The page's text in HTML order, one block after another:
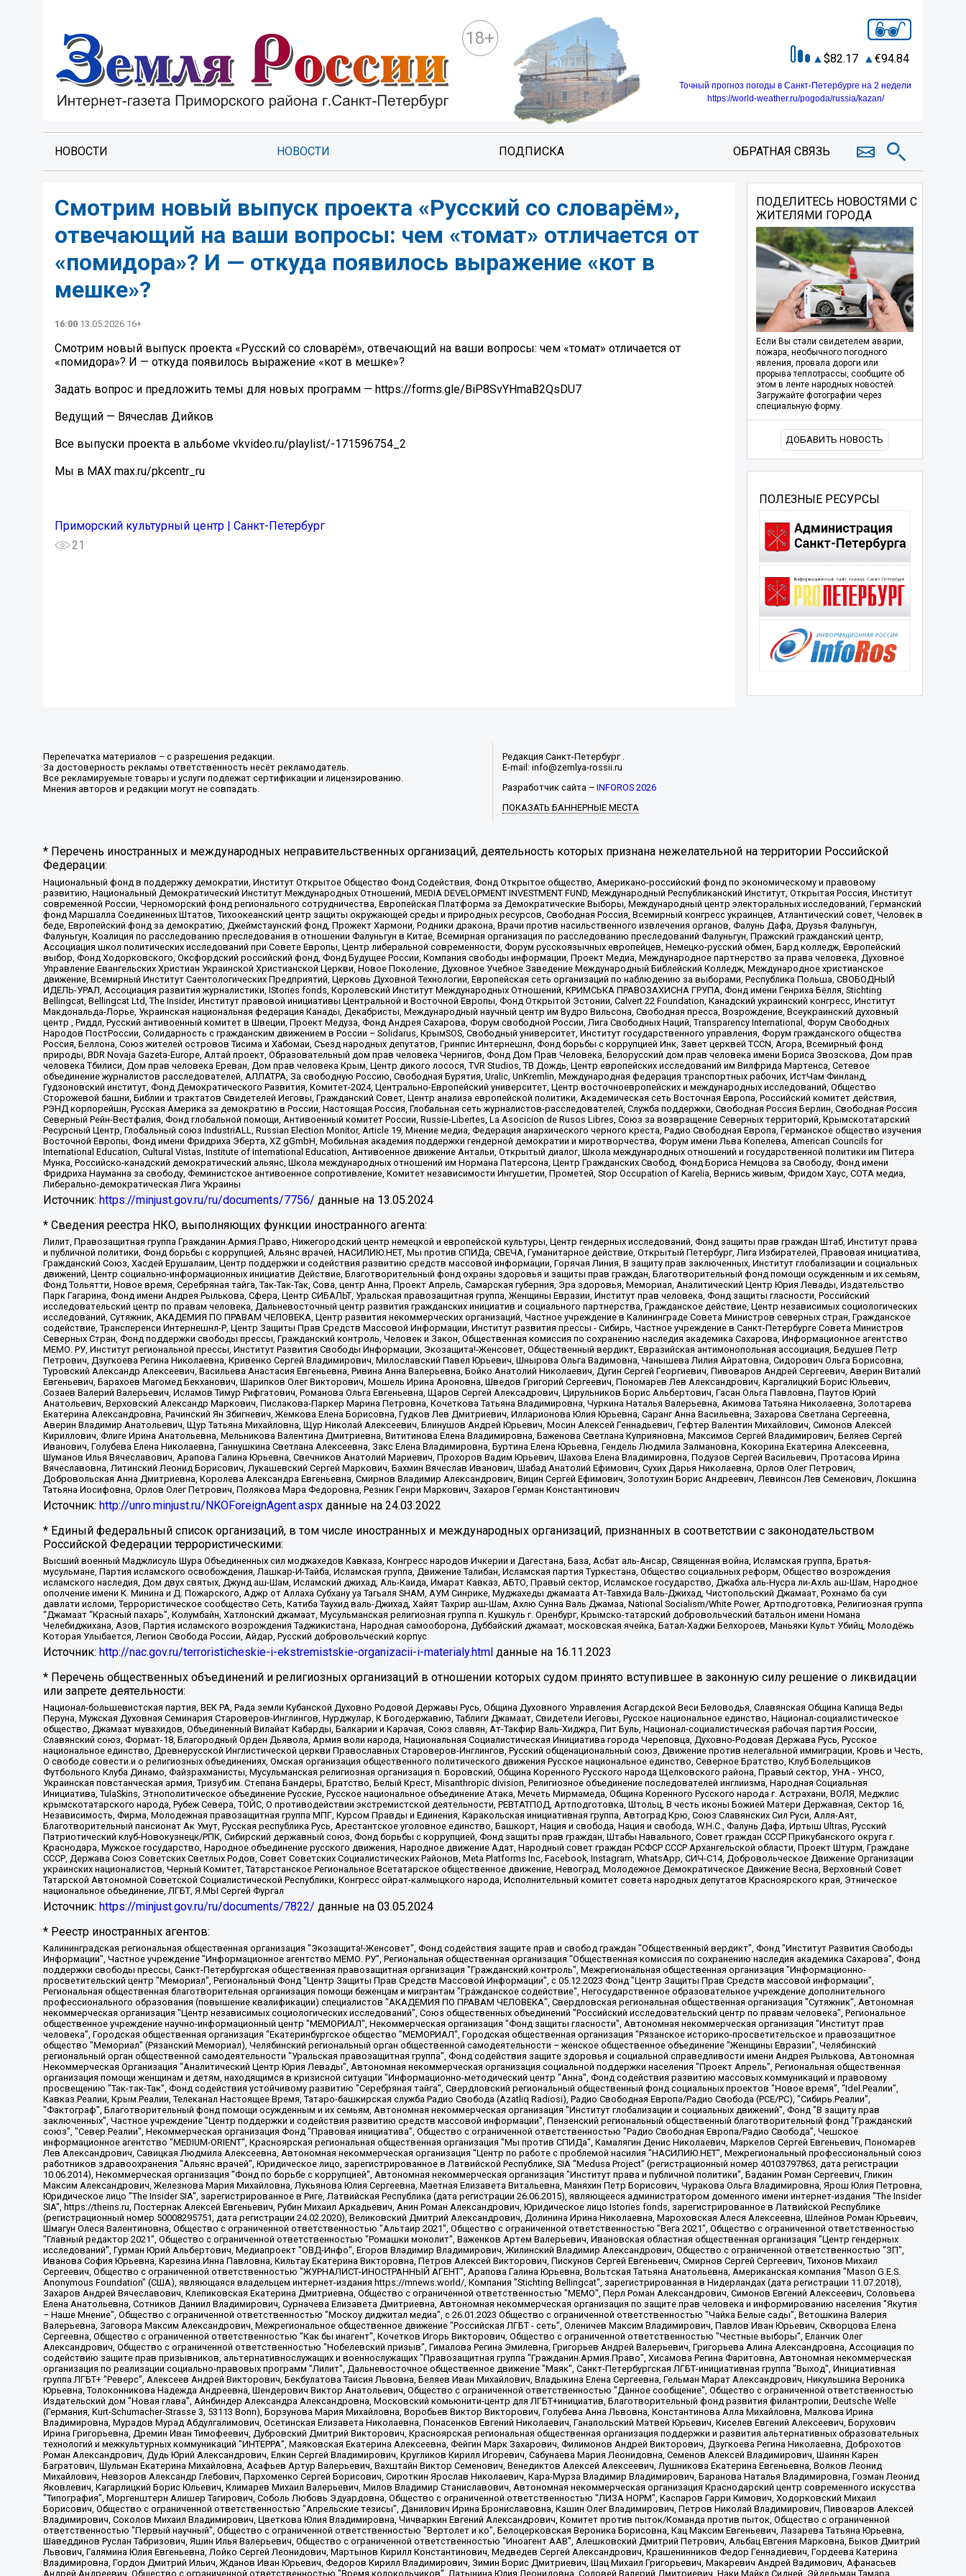
18+
82.17 94.84
Точный прогноз погоды в Санкт-Петербурге на 2 недели
https://world-weather.ru/pogoda/russia/kazan/
НОВОСТИ НОВОСТИ ПОДПИСКА ОБРАТНАЯ СВЯЗЬ
Смотрим новый выпуск проекта «Русский со словарём»,
отвечающий на ваши вопросы: чем «томат» отличается от
«помидора»? И — откуда появилось выражение «кот в
мешке»?
16:00 13.05.2026 16+
Смотрим новый выпуск проекта «Русский со словарём», отвечающий на ваши вопросы: чем «томат» отличается от
«помидора»? И — откуда появилось выражение «кот в мешке»?
Задать вопрос и предложить темы для новых программ — https://forms.gle/BiP8SvYHmaB2QsDU7
Ведущий — Вячеслав Дийков
Все выпуски проекта в альбоме vkvideo.ru/playlist/-171596754_2
Мы в МАХ max.ru/pkcentr_ru
Приморский культурный центр | Санкт-Петербург
21
ПОДЕЛИТЕСЬ НОВОСТЯМИ С
ЖИТЕЛЯМИ ГОРОДА
Если Вы стали свидетелем аварии,
пожара, необычного погодного
явления, провала дороги или
прорыва теплотрассы, сообщите об
этом в ленте народных новостей.
Загружайте фотографии через
специальную форму.
ДОБАВИТЬ НОВОСТЬ
ПОЛЕЗНЫЕ РЕСУРСЫ
Перепечатка материалов – с разрешения редакции.
За достоверность рекламы ответственность несёт рекламодатель.
Все рекламируемые товары и услуги подлежат сертификации и лицензированию.
Мнения авторов и редакции могут не совпадать.
Редакция Санкт-Петербург .
E-mail: info@zemlya-rossii.ru
Разработчик сайта – INFOROS 2026
ПОКАЗАТЬ БАННЕРНЫЕ МЕСТА
* Перечень иностранных и международных неправительственных организаций, деятельность которых признана нежелательной на территории Российской
Федерации:
Национальный фонд в поддержку демократии, Институт Открытое Общество Фонд Содействия, Фонд Открытое общество, Американо-российский фонд по экономическому и правовому
развитию, Национальный Демократический Институт Международных Отношений, MEDIA DEVELOPMENT INVESTMENT FUND, Международный Республиканский Институт, Открытая Россия, Институт
современной России, Черноморский фонд регионального сотрудничества, Европейская Платформа за Демократические Выборы, Международный центр электоральных исследований, Германский
фонд Маршалла Соединенных Штатов, Тихоокеанский центр защиты окружающей среды и природных ресурсов, Свободная Россия, Всемирный конгресс украинцев, Атлантический совет, Человек в
беде, Европейский фонд за демократию, Джеймстаунский фонд, Прожект Хармони, Родники дракона, Врачи против насильственного извлечения органов, Фалунь Дафа, Друзья Фалуньгун,
Фалуньгун, Коалиция по расследованию преследования в отношении Фалуньгун в Китае, Всемирная организация по расследованию преследований Фалуньгун, Пражский гражданский центр,
Ассоциация школ политических исследований при Совете Европы, Центр либеральной современности, Форум русскоязычных европейцев, Немецко-русский обмен, Бард колледж, Европейский
выбор, Фонд Ходорковского, Оксфордский российский фонд, Фонд Будущее России, Компания свободы информации, Проект Медиа, Международное партнерство за права человека, Духовное
Управление Евангельских Христиан Украинской Христианской Церкви, Новое Поколение, Духовное Учебное Заведение Международный Библейский Колледж, Международное христианское
движение, Всемирный Институт Саентологических Предприятий, Церковь Духовной Технологии, Европейская сеть организаций по наблюдению за выборами, Республика Польша, СВОБОДНЫЙ
ИДЕЛЬ-УРАЛ, Ассоциация развития журналистики, IStories fonds, Королевский Институт Международных Отношений, КРИМСЬКА ПРАВОЗАХИСНА ГРУПА, Фонд имени Генриха Бёлля, Stichting
Bellingcat, Bellingcat Ltd, The Insider, Институт правовой инициативы Центральной и Восточной Европы, Фонд Открытой Эстонии, Calvert 22 Foundation, Канадский украинский конгресс, Институт
Макдональда-Лорье, Украинская национальная федерация Канады, Декабристы, Международный научный центр им Вудро Вильсона, Свободная пресса, Возрождение, Всеукраинский духовный
центр , Риддл, Русский антивоенный комитет в Швеции, Проект Медуза, Фонд Андрея Сахарова, Форум свободной России, Лига Свободных Наций, Transparеncy International, Форум Свободных
Народов ПостРоссии, Солидарность с гражданским движением в России – Solidarus, КрымSOS, Свободный университет, Институт государственного управления, Форум гражданского общества
Россия, Беллона, Союз жителей островов Тисима и Хабомаи, Съезд народных депутатов, Гринпис Интернешнл, Фонд борьбы с коррупцией Инк, Завет церквей TCCN, Агора, Всемирный фонд
природы, BDR Novaja Gazeta-Europe, Алтай проект, Образовательный дом прав человека Чернигов, Фонд Дом Прав Человека, Белорусский дом прав человека имени Бориса Звозскова, Дом прав
человека Тбилиси, Дом прав человека Ереван, Дом прав человека Крым, Центр дикого лосося, TVR Studios, ТВ Дождь, Центр европейских исследований им Вилфрида Мартенса, Сетевое
объединение журналистов расследователей, АЛЛАТРА, За свободную Россию, Свободная Бурятия, Uralic, UnKremlin, Международная федерация транспортных рабочих, ИстЧам Финланд,
Гудзоновский институт, Фонд Демократического Развития, Комитет-2024, Центрально-Европейский университет, Центр восточноевропейских и международных исследований, Общество
Сторожевой башни, Библии и трактатов Свидетелей Иеговы, Гражданский Совет, Центр анализа европейской политики, Академическая сеть Восточная Европа, Российский комитет действия,
РЭНД корпорейшн, Русская Америка за демократию в России, Настоящая Россия, Глобальная сеть журналистов-расследователей, Служба поддержки, Свободная Россия Берлин, Свободная Россия
Северный Рейн-Вестфалия, Фонд глобальной помощи, Антивоенный комитет России, Russie-Libertes, La Asocicion de Rusos Libres, Союз за возвращение Северных территорий, Крымскотатарский
Ресурсный Центр, Глобальный союз IndustriALL, Russian Election Monitor, Article 19, Мнение медиа, Федерация анархического черного креста, Радио Свободная Европа, Германское общество изучения
Восточной Европы, Фонд имени Фридриха Эберта, XZ gGmbH, Мобильная академия поддержки гендерной демократии и миротворчества, Форум имени Льва Копелева, American Councils for
International Education, Cultural Vistas, Institute of International Education, Антивоенное движение Антальи, Открытый диалог, Школа международных отношений и государственной политики им Питера
Мунка, Российско-канадский демократический альянс, Школа международных отношений им Нормана Патерсона, Центр Гражданских Свобод, Фонд Бориса Немцова за Свободу, Фонд имени
Фридриха Науманна за свободу, Феминистское антивоенное сопротивление, Комитет независимости Ингушетии, Прометей, Stop Occupation of Karelia, Вернись живым, Фридом Хаус, СОТА медиа,
Либерально-демократическая Лига Украины
Источник: https://minjust.gov.ru/ru/documents/7756/ данные на 13.05.2024
* Сведения реестра НКО, выполняющих функции иностранного агента:
Лилит, Правозащитная группа Гражданин.Армия.Право, Нижегородский центр немецкой и европейской культуры, Центр гендерных исследований, Фонд защиты прав граждан Штаб, Институт права
и публичной политики, Фонд борьбы с коррупцией, Альянс врачей, НАСИЛИЮ.НЕТ, Мы против СПИДа, СВЕЧА, Гуманитарное действие, Открытый Петербург, Лига Избирателей, Правовая инициатива,
Гражданский Союз, Хасдей Ерушалаим, Центр поддержки и содействия развитию средств массовой информации, Горячая Линия, В защиту прав заключенных, Институт глобализации и социальных
движений, Центр социально-информационных инициатив Действие, Благотворительный фонд охраны здоровья и защиты прав граждан, Благотворительный фонд помощи осужденным и их семьям,
Фонд Тольятти, Новое время, Серебряная тайга, Так-Так-Так, Сова, центр Анна, Проект Апрель, Самарская губерния, Эра здоровья, Мемориал, Аналитический Центр Юрия Левады, Издательство
Парк Гагарина, Фонд имени Андрея Рылькова, Сфера, Центр СИБАЛЬТ, Уральская правозащитная группа, Женщины Евразии, Институт прав человека, Фонд защиты гласности, Российский
исследовательский центр по правам человека, Дальневосточный центр развития гражданских инициатив и социального партнерства, Гражданское действие, Центр независимых социологических
исследований, Сутяжник, АКАДЕМИЯ ПО ПРАВАМ ЧЕЛОВЕКА, Центр развития некоммерческих организаций, Частное учреждение в Калининграде Совета Министров северных стран, Гражданское
содействие, Трансперенси Интернешнл-Р, Центр Защиты Прав Средств Массовой Информации, Институт развития прессы - Сибирь, Частное учреждение в Санкт-Петербурге Совета Министров
Северных Стран, Фонд поддержки свободы прессы, Гражданский контроль, Человек и Закон, Общественная комиссия по сохранению наследия академика Сахарова, Информационное агентство
МЕМО. РУ, Институт региональной прессы, Институт Развития Свободы Информации, Экозащита!-Женсовет, Общественный вердикт, Евразийская антимонопольная ассоциация, Бедушев Петр
Петрович, Дзугкоева Регина Николаевна, Кривенко Сергей Владимирович, Милославский Павел Юрьевич, Шнырова Ольга Вадимовна, Чанышева Лилия Айратовна, Сидорович Ольга Борисовна,
Туровский Александр Алексеевич, Васильева Анастасия Евгеньевна, Ривина Анна Валерьевна, Бойко Анатолий Николаевич, Дугин Сергей Георгиевич, Пивоваров Андрей Сергеевич, Аверин Виталий
Евгеньевич, Барахоев Магомед Бекханович, Шарипков Олег Викторович, Мошель Ирина Ароновна, Шведов Григорий Сергеевич, Пономарев Лев Александрович, Каргалицкий Борис Юльевич,
Созаев Валерий Валерьевич, Исламов Тимур Рифгатович, Романова Ольга Евгеньевна, Щаров Сергей Алексадрович, Цирульников Борис Альбертович, Гасан Ольга Павловна, Паутов Юрий
Анатольевич, Верховский Александр Маркович, Пислакова-Паркер Марина Петровна, Кочеткова Татьяна Владимировна, Чуркина Наталья Валерьевна, Акимова Татьяна Николаевна, Золотарева
Екатерина Александровна, Рачинский Ян Збигневич, Жемкова Елена Борисовна, Гудков Лев Дмитриевич, Илларионова Юлия Юрьевна, Саранг Анна Васильевна, Захарова Светлана Сергеевна,
Аверин Владимир Анатольевич, Щур Татьяна Михайловна, Щур Николай Алексеевич, Блинушов Андрей Юрьевич, Мосин Алексей Геннадьевич, Гефтер Валентин Михайлович, Симонов Алексей
Кириллович, Флиге Ирина Анатольевна, Мельникова Валентина Дмитриевна, Вититинова Елена Владимировна, Баженова Светлана Куприяновна, Максимов Сергей Владимирович, Беляев Сергей
Иванович, Голубева Елена Николаевна, Ганнушкина Светлана Алексеевна, Закс Елена Владимировна, Буртина Елена Юрьевна, Гендель Людмила Залмановна, Кокорина Екатерина Алексеевна,
Шуманов Илья Вячеславович, Арапова Галина Юрьевна, Свечников Анатолий Мариевич, Прохоров Вадим Юрьевич, Шахова Елена Владимировна, Подузов Сергей Васильевич, Протасова Ирина
Вячеславовна, Литинский Леонид Борисович, Лукашевский Сергей Маркович, Бахмин Вячеслав Иванович, Шабад Анатолий Ефимович, Сухих Дарья Николаевна, Орлов Олег Петрович,
Добровольская Анна Дмитриевна, Королева Александра Евгеньевна, Смирнов Владимир Александрович, Вицин Сергей Ефимович, Золотухин Борис Андреевич, Левинсон Лев Семенович, Локшина
Татьяна Иосифовна, Орлов Олег Петрович, Полякова Мара Федоровна, Резник Генри Маркович, Захаров Герман Константинович
Источник: http://unro.minjust.ru/NKOForeignAgent.aspx данные на 24.03.2022
* Единый федеральный список организаций, в том числе иностранных и международных организаций, признанных в соответствии с законодательством
Российской Федерации террористическими:
Высший военный Маджлисуль Шура Объединенных сил моджахедов Кавказа, Конгресс народов Ичкерии и Дагестана, База, Асбат аль-Ансар, Священная война, Исламская группа, Братья-
мусульмане, Партия исламского освобождения, Лашкар-И-Тайба, Исламская группа, Движение Талибан, Исламская партия Туркестана, Общество социальных реформ, Общество возрождения
исламского наследия, Дом двух святых, Джунд аш-Шам, Исламский джихад, Аль-Каида, Имарат Кавказ, АБТО, Правый сектор, Исламское государство, Джабха аль-Нусра ли-Ахль аш-Шам, Народное
ополчение имени К. Минина и Д. Пожарского, Аджр от Аллаха Субхану уа Тагьаля SHAM, АУМ Синрике, Муджахеды джамаата Ат-Тавхида Валь-Джихад, Чистопольский Джамаат, Рохнамо ба суи
давлати исломи, Террористическое сообщество Сеть, Катиба Таухид валь-Джихад, Хайят Тахрир аш-Шам, Ахлю Сунна Валь Джамаа, National Socialism/White Power, Артподготовка, Религиозная группа
“Джамаат “Красный пахарь”, Колумбайн, Хатлонский джамаат, Мусульманская религиозная группа п. Кушкуль г. Оренбург, Крымско-татарский добровольческий батальон имени Номана
Челебиджихана, Азов, Партия исламского возрождения Таджикистана, Народная самооборона, Дуббайский джамаат, московская ячейка, Батал-Хаджи Белхороев, Маньяки Культ Убийц, Молодёжь
Которая Улыбается, Легион Свобода России, Айдар, Русский добровольческий корпус
Источник: http://nac.gov.ru/terroristicheskie-i-ekstremistskie-organizacii-i-materialy.html данные на 16.11.2023
* Перечень общественных объединений и религиозных организаций в отношении которых судом принято вступившее в законную силу решение о ликвидации
или запрете деятельности:
Национал-большевистская партия, ВЕК РА, Рада земли Кубанской Духовно Родовой Державы Русь, Община Духовного Управления Асгардской Веси Беловодья, Славянская Община Капища Веды
Перуна, Мужская Духовная Семинария Староверов-Инглингов, Нурджулар, К Богодержавию, Таблиги Джамаат, Свидетели Иеговы, Русское национальное единство, Национал-социалистическое
общество, Джамаат мувахидов, Объединенный Вилайат Кабарды, Балкарии и Карачая, Союз славян, Ат-Такфир Валь-Хиджра, Пит Буль, Национал-социалистическая рабочая партия России,
Славянский союз, Формат-18, Благородный Орден Дьявола, Армия воли народа, Национальная Социалистическая Инициатива города Череповца, Духовно-Родовая Держава Русь, Русское
национальное единство, Древнерусской Инглистической церкви Православных Староверов-Инглингов, Русский общенациональный союз, Движение против нелегальной иммиграции, Кровь и Честь,
О свободе совести и о религиозных объединениях, Омская организация общественного политического движения Русское национальное единство, Северное Братство, Клуб Болельщиков
Футбольного Клуба Динамо, Файзрахманисты, Мусульманская религиозная организация п. Боровский, Община Коренного Русского народа Щелковского района, Правый сектор, УНА - УНСО,
Украинская повстанческая армия, Тризуб им. Степана Бандеры, Братство, Белый Крест, Misanthropic division, Религиозное объединение последователей инглиизма, Народная Социальная
Инициатива, TulaSkins, Этнополитическое объединение Русские, Русское национальное объединение Атака, Мечеть Мирмамеда, Община Коренного Русского народа г. Астрахани, ВОЛЯ, Меджлис
крымскотатарского народа, Рубеж Севера, ТОЙС, О противодействии экстремистской деятельности, РЕВТАТПОД, Артподготовка, Штольц, В честь иконы Божией Матери Державная, Сектор 16,
Независимость, Фирма, Молодежная правозащитная группа МПГ, Курсом Правды и Единения, Каракольская инициативная группа, Автоград Крю, Союз Славянских Сил Руси, Алля-Аят,
Благотворительный пансионат Ак Умут, Русская республика Русь, Арестантское уголовное единство, Башкорт, Нация и свобода, Нация и свобода, W.H.С., Фалунь Дафа, Иртыш Ultras, Русский
Патриотический клуб-Новокузнецк/РПК, Сибирский державный союз, Фонд борьбы с коррупцией, Фонд защиты прав граждан, Штабы Навального, Совет граждан СССР Прикубанского округа г.
Краснодара, Мужское государство, Народное объединение русского движения, Народное движение Адат, Народный совет граждан РСФСР СССР Архангельской области, Проект Штурм, Граждане
СССР, Держава Союз Советских Светлых Родов, Совет Советских Социалистических Районов, Meta Platforms Inc, Facebook, Instagram, WhatsApp, СИЧ-С14, Добровольческое Движение Организации
украинских националистов, Черный Комитет, Татарстанское Региональное Всетатарское общественное движение, Невоград, Молодежное Демократическое Движение Весна, Верховный Совет
Татарской Автономной Советской Социалистической Республики, Конгресс ойрат-калмыцкого народа, Исполнительный комитет совета народных депутатов Красноярского края, Этническое
национальное объединение, ЛГБТ, Я.МЫ Сергей Фургал
Источник: https://minjust.gov.ru/ru/documents/7822/ данные на 03.05.2024
* Реестр иностранных агентов:
Калининградская региональная общественная организация "Экозащита!-Женсовет", Фонд содействия защите прав и свобод граждан "Общественный вердикт", Фонд "Институт Развития Свободы Информации", Частное учреждение "Информационное агентство МЕМО. РУ", Региональная общественная организация "Общественная комиссия по сохранению наследия академика Сахарова", Фонд поддержки свободы прессы, Санкт-Петербургская общественная правозащитная организация "Гражданский контроль", Межрегиональная общественная организация "Информационно-просветительский центр "Мемориал", Региональный Фонд "Центр Защиты Прав Средств Массовой Информации", с 05.12.2023 Фонд "Центр Защиты Прав Средств массовой информации", Региональная общественная благотворительная организация помощи беженцам и мигрантам "Гражданское содействие", Негосударственное образовательное учреждение дополнительного профессионального образования (повышение квалификации) специалистов "АКАДЕМИЯ ПО ПРАВАМ ЧЕЛОВЕКА", Свердловская региональная общественная организация "Сутяжник", Автономная некоммерческая организация "Центр независимых социологических исследований", Союз общественных объединений "Российский исследовательский центр по правам человека", Региональное общественное учреждение научно-информационный центр "МЕМОРИАЛ", Некоммерческая организация "Фонд защиты гласности", Автономная некоммерческая организация "Институт прав человека", Городская общественная организация "Екатеринбургское общество "МЕМОРИАЛ", Городская общественная организация "Рязанское историко-просветительское и правозащитное общество "Мемориал" (Рязанский Мемориал), Челябинский региональный орган общественной самодеятельности – женское общественное объединение "Женщины Евразии", Челябинский региональный орган общественной самодеятельности "Уральская правозащитная группа", Фонд содействия защите здоровья и социальной справедливости имени Андрея Рылькова, Автономная Некоммерческая Организация "Аналитический Центр Юрия Левады", Автономная некоммерческая организация социальной поддержки населения "Проект Апрель", Региональная общественная организация помощи женщинам и детям, находящимся в кризисной ситуации "Информационно-методический центр "Анна", Фонд содействия развитию массовых коммуникаций и правовому просвещению "Так-так-Так", Фонд содействия устойчивому развитию "Серебряная тайга", Свердловский региональный общественный фонд социальных проектов "Новое время", "Idel.Реалии", Кавказ.Реалии, Крым.Реалии, Телеканал Настоящее Время, Татаро-башкирская служба Радио Свобода (Azatliq Radiosi), Радио Свободная Европа/Радио Свобода (PCE/PC), "Сибирь.Реалии", "Фактограф", Благотворительный фонд помощи осужденным и их семьям, Автономная некоммерческая организация "Институт глобализации и социальных движений", Фонд "В защиту прав заключенных", Частное учреждение "Центр поддержки и содействия развитию средств массовой информации", Пензенский региональный общественный благотворительный фонд "Гражданский союз", "Север.Реалии", Некоммерческая организация Фонд "Правовая инициатива", Общество с ограниченной ответственностью "Радио Свободная Европа/Радио Свобода", Чешское информационное агентство "MEDIUM-ORIENT", Красноярская региональная общественная организация "Мы против СПИДа", Камалягин Денис Николаевич, Маркелов Сергей Евгеньевич, Пономарев Лев Александрович, Савицкая Людмила Алексеевна, Автономная некоммерческая организация "Центр по работе с проблемой насилия "НАСИЛИЮ.НЕТ", Межрегиональный профессиональный союз работников здравоохранения "Альянс врачей", Юридическое лицо, зарегистрированное в Латвийской Республике, SIA "Medusa Project" (регистрационный номер 40103797863, дата регистрации 10.06.2014), Некоммерческая организация "Фонд по борьбе с коррупцией", Автономная некоммерческая организация "Институт права и публичной политики", Баданин Роман Сергеевич, Гликин Максим Александрович, Железнова Мария Михайловна, Лукьянова Юлия Сергеевна, Маетная Елизавета Витальевна, Маняхин Петр Борисович, Чуракова Ольга Владимировна, Ярош Юлия Петровна, Юридическое лицо "The Insider SIA", зарегистрированное в Риге, Латвийская Республика (дата регистрации 26.06.2015), являющееся администратором доменного имени интернет-издания "The Insider SIA", https://theins.ru, Постернак Алексей Евгеньевич, Рубин Михаил Аркадьевич, Анин Роман Александрович, Юридическое лицо Istories fonds, зарегистрированное в Латвийской Республике (регистрационный номер 50008295751, дата регистрации 24.02.2020), Великовский Дмитрий Александрович, Долинина Ирина Николаевна, Мароховская Алеся Алексеевна, Шлейнов Роман Юрьевич, Шмагун Олеся Валентиновна, Общество с ограниченной ответственностью "Альтаир 2021", Общество с ограниченной ответственностью "Вега 2021", Общество с ограниченной ответственностью "Главный редактор 2021", Общество с ограниченной ответственностью "Ромашки монолит", Важенков Артем Валерьевич, Ивановская областная общественная организация "Центр гендерных исследований", Гурман Юрий Альбертович, Медиапроект "ОВД-Инфо", Егоров Владимир Владимирович, Жилинский Владимир Александрович, Общество с ограниченной ответственностью "ЗП", Иванова София Юрьевна, Карезина Инна Павловна, Кильтау Екатерина Викторовна, Петров Алексей Викторович, Пискунов Сергей Евгеньевич, Смирнов Сергей Сергеевич, Тихонов Михаил Сергеевич, Общество с ограниченной ответственностью "ЖУРНАЛИСТ-ИНОСТРАННЫЙ АГЕНТ", Арапова Галина Юрьевна, Вольтская Татьяна Анатольевна, Американская компания "Mason G.E.S. Anonymous Foundation" (США), являющаяся владельцем интернет-издания https://mnews.world/, Компания "Stichting Bellingcat", зарегистрированная в Нидерландах (дата регистрации 11.07.2018), Захаров Андрей Вячеславович, Клепиковская Екатерина Дмитриевна, Общество с ограниченной ответственностью "МЕМО", Перл Роман Александрович, Симонов Евгений Алексеевич, Соловьева Елена Анатольевна, Сотников Даниил Владимирович, Сурначева Елизавета Дмитриевна, Автономная некоммерческая организация по защите прав человека и информированию населения "Якутия – Наше Мнение", Общество с ограниченной ответственностью "Москоу диджитал медиа", с 26.01.2023 Общество с ограниченной ответственностью "Чайка Белые сады", Ветошкина Валерия Валерьевна, Заговора Максим Александрович, Межрегиональное общественное движение "Российская ЛГБТ - сеть", Оленичев Максим Владимирович, Павлов Иван Юрьевич, Скворцова Елена Сергеевна, Общество с ограниченной ответственностью "Как бы инагент", Кочетков Игорь Викторович, Общество с ограниченной ответственностью "Честные выборы", Еланчик Олег Александрович, Общество с ограниченной ответственностью "Нобелевский призыв", Гималова Регина Эмилевна, Григорьев Андрей Валерьевич, Григорьева Алина Александровна, Ассоциация по содействию защите прав призывников, альтернативнослужащих и военнослужащих "Правозащитная группа "Гражданин.Армия.Право", Хисамова Регина Фаритовна, Автономная некоммерческая организация по реализации социально-правовых программ "Лилит", Дальневосточное общественное движение "Маяк", Санкт-Петербургская ЛГБТ-инициативная группа "Выход", Инициативная группа ЛГБТ+ "Реверс", Алексеев Андрей Викторович, Бекбулатова Таисия Львовна, Беляев Иван Михайлович, Владыкина Елена Сергеевна, Гельман Марат Александрович, Никульшина Вероника Юрьевна, Толоконникова Надежда Андреевна, Шендерович Виктор Анатольевич, Общество с ограниченной ответственностью "Данное сообщение", Общество с ограниченной ответственностью Издательский дом "Новая глава", Айнбиндер Александра Александровна, Московский комьюнити-центр для ЛГБТ+инициатив, Благотворительный фонд развития филантропии, Deutsche Welle (Германия, Kurt-Schumacher-Strasse 3, 53113 Bonn), Борзунова Мария Михайловна, Воробьев Виктор Викторович, Голубева Анна Львовна, Константинова Алла Михайловна, Малкова Ирина Владимировна, Мурадов Мурад Абдулгалимович, Осетинская Елизавета Николаевна, Понасенков Евгений Николаевич, Ганапольский Матвей Юрьевич, Киселев Евгений Алексеевич, Борухович Ирина Григорьевна, Дремин Иван Тимофеевич, Дубровский Дмитрий Викторович, Красноярская региональная общественная организация поддержки и развития альтернативных образовательных технологий и межкультурных коммуникаций "ИНТЕРРА", Маяковская Екатерина Алексеевна, Фейгин Марк Захарович, Филимонов Андрей Викторович, Дзугкоева Регина Николаевна, Доброхотов Роман Александрович, Дудь Юрий Александрович, Елкин Сергей Владимирович, Кругликов Кирилл Игоревич, Сабунаева Мария Леонидовна, Семенов Алексей Владимирович, Шаинян Карен Багратович, Шульман Екатерина Михайловна, Асафьев Артур Валерьевич, Вахштайн Виктор Семенович, Венедиктов Алексей Алексеевич, Лушникова Екатерина Евгеньевна, Волков Леонид Михайлович, Невзоров Александр Глебович, Пархоменко Сергей Борисович, Сироткин Ярослав Николаевич, Кара-Мурза Владимир Владимирович, Баранова Наталья Владимировна, Гозман Леонид Яковлевич, Кагарлицкий Борис Юльевич, Климарев Михаил Валерьевич, Милов Владимир Станиславович, Автономная некоммерческая организация Краснодарский центр современного искусства "Типография", Моргенштерн Алишер Тагирович, Соболь Любовь Эдуардовна, Общество с ограниченной ответственностью "ЛИЗА НОРМ", Каспаров Гарри Кимович, Ходорковский Михаил Борисович, Общество с ограниченной ответственностью "Апрельские тезисы", Данилович Ирина Брониславовна, Кашин Олег Владимирович, Петров Николай Владимирович, Пивоваров Алексей Владимирович, Соколов Михаил Владимирович, Цветкова Юлия Владимировна, Чичваркин Евгений Александрович, Комитет против пыток/Команда против пыток, Общество с ограниченной ответственностью "Первый научный", Общество с ограниченной ответственностью "Вертолет и ко", Белоцерковская Вероника Борисовна, Кац Максим Евгеньевич, Лазарева Татьяна Юрьевна, Шаведдинов Руслан Табризович, Яшин Илья Валерьевич, Общество с ограниченной ответственностью "Иноагент ААВ", Алешковский Дмитрий Петрович, Альбац Евгения Марковна, Быков Дмитрий Львович, Галямина Юлия Евгеньевна, Лойко Сергей Леонидович, Мартынов Кирилл Константинович, Медведев Сергей Александрович, Крашенинников Федор Геннадиевич, Гордеева Катерина Вл